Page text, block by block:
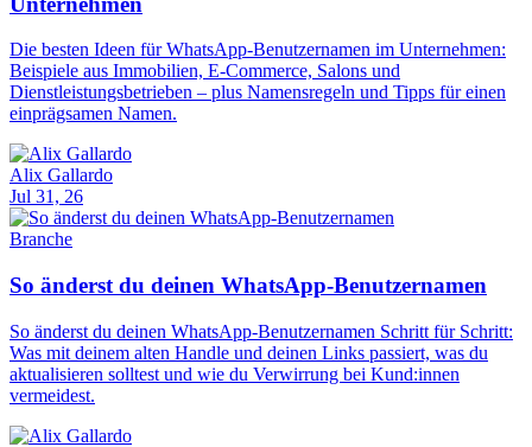
Die besten Ideen für WhatsApp-Benutzernamen im Unternehmen:
Beispiele aus Immobilien, E-Commerce, Salons und
Dienstleistungsbetrieben – plus Namensregeln und Tipps für einen
einprägsamen Namen.
Alix Gallardo
Jul 31, 26
Branche
So änderst du deinen WhatsApp-Benutzernamen
So änderst du deinen WhatsApp-Benutzernamen Schritt für Schritt:
Was mit deinem alten Handle und deinen Links passiert, was du
aktualisieren solltest und wie du Verwirrung bei Kund:innen
vermeidest.